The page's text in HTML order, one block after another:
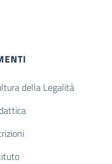
della Legalità